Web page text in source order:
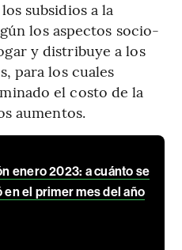
subsidios a la
los aspectos socio-
y distribuye a los
para los cuales
el costo de la
aumentos.
enero 2023: a cuánto se
en el primer mes del año